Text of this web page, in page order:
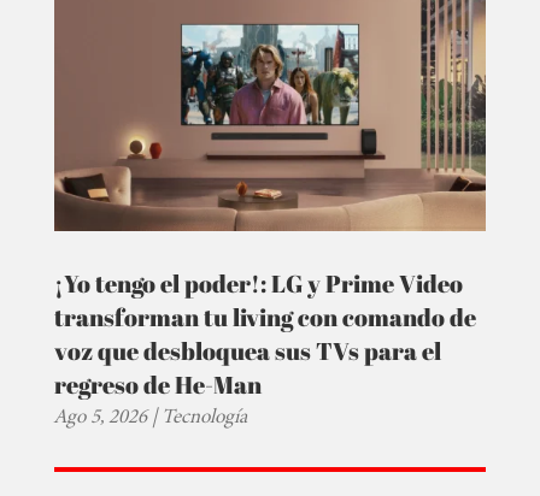
¡Yo tengo el poder!: LG y Prime Video
transforman tu living con comando de
voz que desbloquea sus TVs para el
regreso de He-Man
Ago 5, 2026|Tecnología